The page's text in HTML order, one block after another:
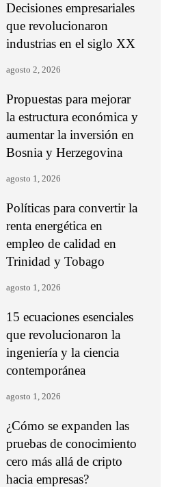
Decisiones empresariales
que revolucionaron
industrias en el siglo XX
agosto 2, 2026
Propuestas para mejorar
la estructura económica y
aumentar la inversión en
Bosnia y Herzegovina
agosto 1, 2026
Políticas para convertir la
renta energética en
empleo de calidad en
Trinidad y Tobago
agosto 1, 2026
15 ecuaciones esenciales
que revolucionaron la
ingeniería y la ciencia
contemporánea
agosto 1, 2026
¿Cómo se expanden las
pruebas de conocimiento
cero más allá de cripto
hacia empresas?